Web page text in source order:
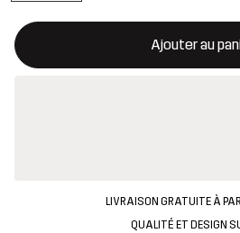
Ajouter au
Ce bouton ouvrira une fenêtre
{{taille}} non disponible
LIVRAISON GRATUITE À
QUALITÉ ET DESIGN